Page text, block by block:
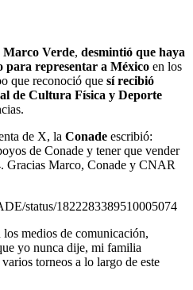
Marco Verde, desmintió que haya
para representar a México en los
que reconoció que sí recibió
de Cultura Física y Deporte
de X, la Conade escribió:
de Conade y tener que vender
Gracias Marco, Conade y CNAR
status/1822283389510005074
los medios de comunicación,
yo nunca dije, mi familia
torneos a lo largo de este